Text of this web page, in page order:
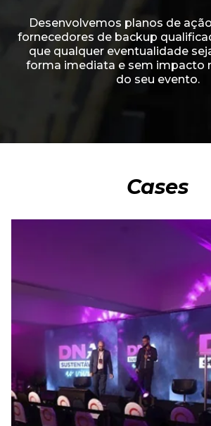
Desenvolvemos planos de
fornecedores de backup
que qualquer eventualidade
forma imediata e sem impacto
do seu evento.
Cases